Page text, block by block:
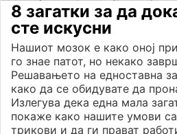
8 загатки за да
сте искусни
Нашиот мозок е како оној
го знае патот, но некако
Решавањето на едноставна
како да се обидувате да
Излегува дека една мала
покаже како нашите умови
трикови и да ги прават